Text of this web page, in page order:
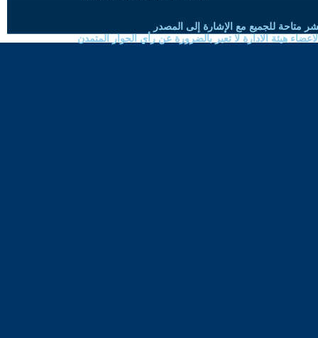
متاحة للجميع مع الإشارة إلى المصدر
هيئة الادارة لا تعبر بالضرورة عن رأي الحوار المتمدن